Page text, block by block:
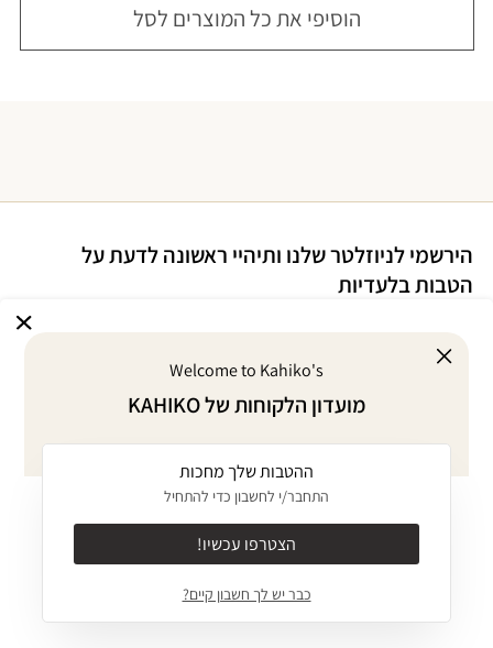
הוסיפי את כל המוצרים לסל
הירשמי לניוזלטר שלנו ותיהיי ראשונה לדעת על
הטבות בלעדיות
אני מסכימ/ה לדיוור במייל על הטבות ומבצעים
KAHIKO GIVES BACK
שירותים
Welcome to Kahiko's
מועדון הלקוחות של KAHIKO
ההטבות שלך מחכות
התחבר/י לחשבון כדי להתחיל
הצטרפו עכשיו!
כבר יש לך חשבון קיים?